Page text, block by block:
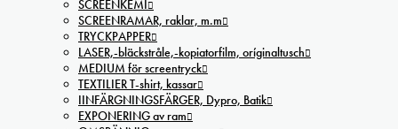
SCREENKEMI
SCREENRAMAR, raklar, m.m
TRYCKPAPPER
LASER,-bläckstråle,-kopiatorfilm, oríginaltusch
MEDIUM för screentryck
TEXTILIER T-shirt, kassar
IINFÄRGNINGSFÄRGER, Dypro, Batik
EXPONERING av ram